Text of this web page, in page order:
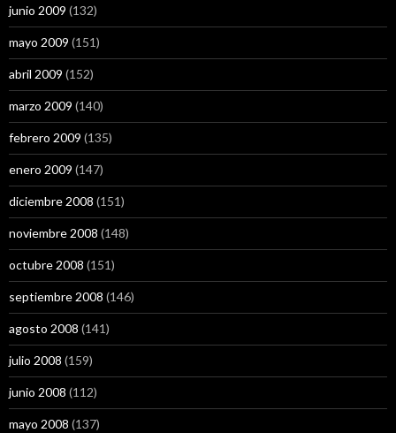
junio 2009 (132)
mayo 2009 (151)
abril 2009 (152)
marzo 2009 (140)
febrero 2009 (135)
enero 2009 (147)
diciembre 2008 (151)
noviembre 2008 (148)
octubre 2008 (151)
septiembre 2008 (146)
agosto 2008 (141)
julio 2008 (159)
junio 2008 (112)
mayo 2008 (137)